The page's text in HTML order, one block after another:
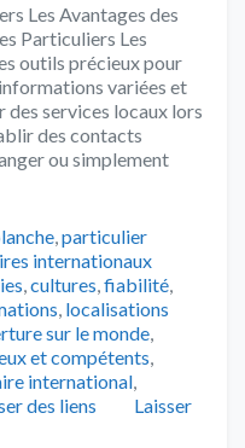
Les Avantages des
Particuliers Les
outils précieux pour
variées et
services locaux lors
des contacts
ou simplement
,particulier
internationaux
,cultures,fiabilité,
, localisations
sur le monde,
et compétents,
international,
des liens
Laisser